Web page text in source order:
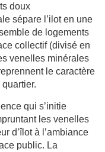
doux
sépare l’ilot en une
de logements
collectif (divisé en
venelles minérales
le caractère
qui s’initie
les venelles
d’îlot à l’ambiance
public. La